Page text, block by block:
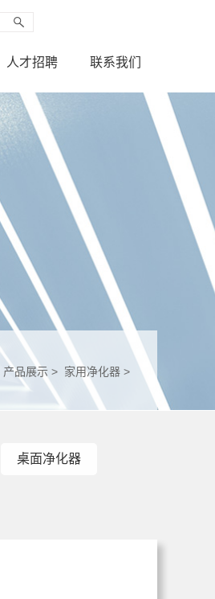
人才招聘 联系我们
产品展示 > 家用净化器 >
桌面净化器